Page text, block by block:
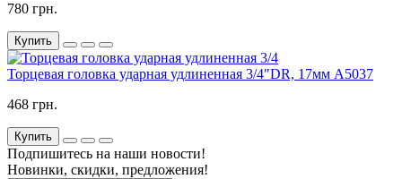
780 грн.
Купить
Торцевая головка ударная удлиненная 3/4"DR, 17мм A5037
468 грн.
Купить
Подпишитесь на наши новости!
Новинки, скидки, предложения!